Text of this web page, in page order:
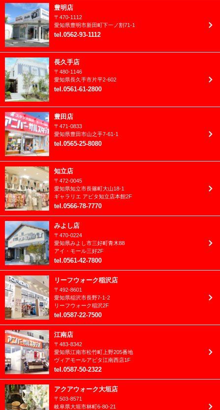
2023年3月
2023年2月
2023年1月
2022年12月
2022年11月
2022年10月
2022年9月
2022年8月
2022年7月
2022年6月
2022年5月
2022年4月
2022年3月
2022年2月
2022年1月
2021年12月
2021年11月
2021年10月
2021年9月
2021年8月
2021年7月
2021年6月
2021年5月
卒業袴(大学/専門)
卒業袴(小学生)
和装
家族愛
成人振袖
洋装
男性成人(紋付)
豊明店
〒 470-1112
愛知県豊明市新田町下一ノ割71-1
tel .0562-93-1112
長久手店
〒 480-1146
愛知県長久手市片平2-602
tel .0561-61-2800
豊田店
〒 471-0833
愛知県豊田市山之手7-61-1
tel .0565-25-8080
知立店
〒 472-0045
愛知県知立市長篠町大山18-1
ギャラリエ アピタ知立店本館2F
tel .0566-78-7770
みよし店
〒 470-0224
愛知県みよし市三好町青木88
アイ・モール三好2F
tel .0561-42-7800
リーフウォーク稲沢店
〒 492-8601
愛知県稲沢市長野7-1-2
リーフウォーク稲沢2F
tel .0587-22-7500
江南店
〒 483-8342
愛知県江南市松竹町上野205番地
ヴィアモールアピタ江南西店1F
tel .0587-50-2322
アクアウォーク大垣店
〒 503-8571
岐阜県大垣市林町6-80-21